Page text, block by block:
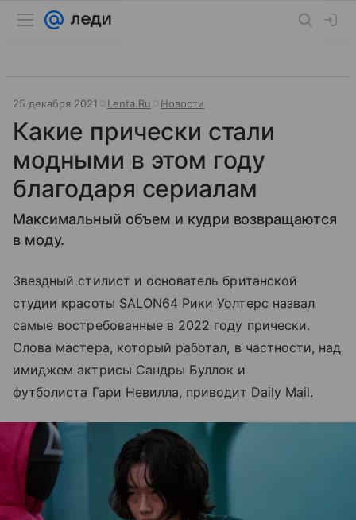
25 декабря 2021 Lenta.Ru Новости
Какие прически стали
модными в этом году
благодаря сериалам
Максимальный объем и кудри возвращаются
в моду.
Звездный стилист и основатель британской
студии красоты SALON64 Рики Уолтерс назвал
самые востребованные в 2022 году прически.
Слова мастера, который работал, в частности, над
имиджем актрисы Сандры Буллок и
футболиста Гари Невилла, приводит Daily Mail.